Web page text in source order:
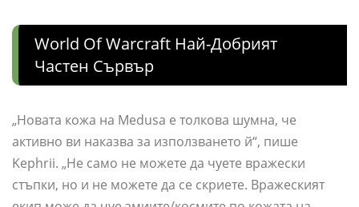
World Of Warcraft Най-Добрият
Частен Сървър
„Новата кожа на Medusa е толкова шумна, че
активно ви наказва за използването й“, пише
Kephrii. „Не само не можете да чуете вражески
стъпки, но и не можете да се скриете. Вражеският